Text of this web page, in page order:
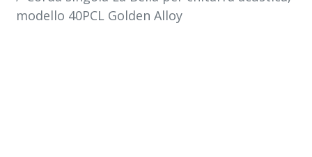
modello 40PCL Golden Alloy